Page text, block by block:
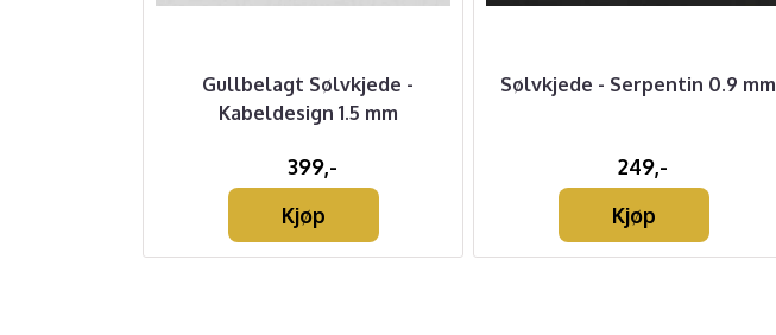
Gullbelagt Sølvkjede -
Kabeldesign 1.5 mm
399,-
Kjøp
Sølvkjede - Serpentin 0.9 mm
249,-
Kjøp